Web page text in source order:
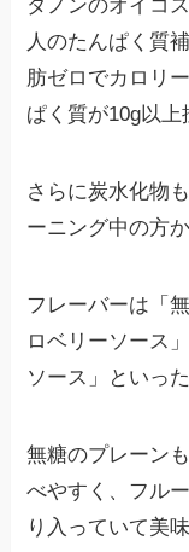
ダノンのオイコ
人のたんぱく質
肪ゼロでカロリ
ぱく質が10g以上
さらに炭水化物
ーニング中の方
フレーバーは「
ロベリーソース
ソース」といっ
無糖のプレーン
べやすく、フル
り入っていて美